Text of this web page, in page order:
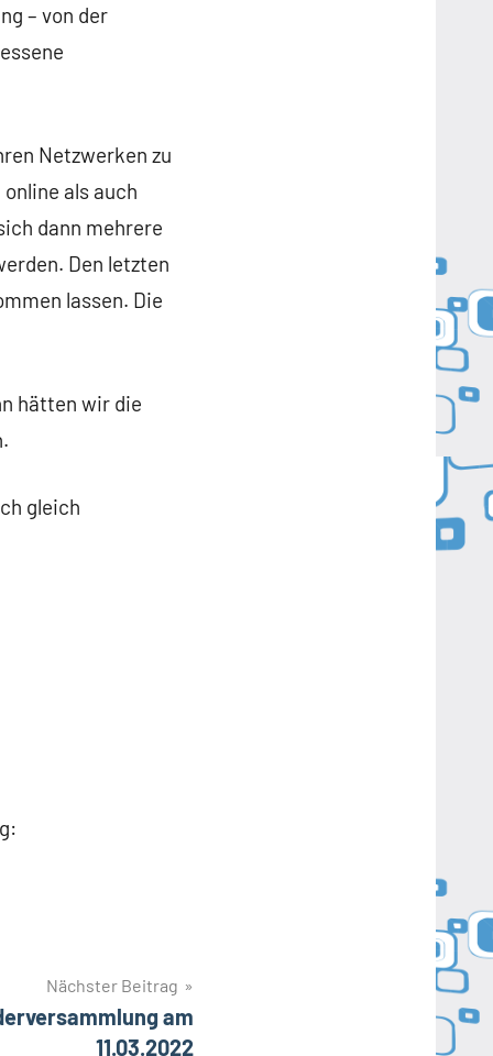
– von der
Netzwerken zu
als auch
dann mehrere
Den letzten
lassen. Die
hätten wir die
gleich
Nächster Beitrag
am
11.03.2022